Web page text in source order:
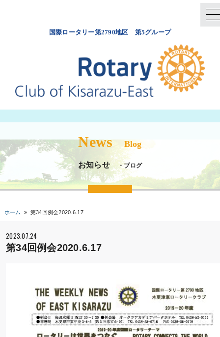
国際ロータリー第2790地区 第5グループ
News Blog
お知らせ ・ブログ
ホーム » 第34回例会2020.6.17
2023.07.24
第34回例会2020.6.17